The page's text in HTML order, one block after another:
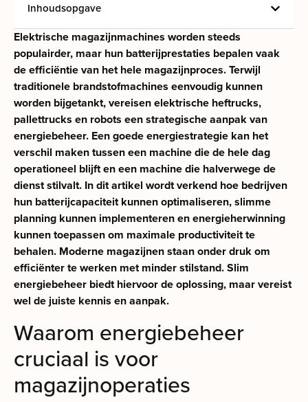
Inhoudsopgave
Elektrische magazijnmachines worden steeds
populairder, maar hun batterijprestaties bepalen vaak
de efficiëntie van het hele magazijnproces. Terwijl
traditionele brandstofmachines eenvoudig kunnen
worden bijgetankt, vereisen elektrische heftrucks,
pallettrucks en robots een strategische aanpak van
energiebeheer. Een goede energiestrategie kan het
verschil maken tussen een machine die de hele dag
operationeel blijft en een machine die halverwege de
dienst stilvalt. In dit artikel wordt verkend hoe bedrijven
hun batterijcapaciteit kunnen optimaliseren, slimme
planning kunnen implementeren en energieherwinning
kunnen toepassen om maximale productiviteit te
behalen. Moderne magazijnen staan onder druk om
efficiënter te werken met minder stilstand. Slim
energiebeheer biedt hiervoor de oplossing, maar vereist
wel de juiste kennis en aanpak.
Waarom energiebeheer
cruciaal is voor
magazijnoperaties